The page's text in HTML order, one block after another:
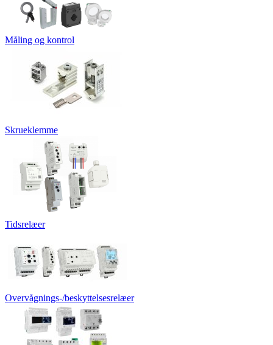
Måling og kontrol
Skrueklemme
Tidsrelæer
Overvågnings-/beskyttelsesrelæer